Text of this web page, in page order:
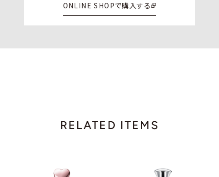
ONLINE SHOPで購入する
RELATED ITEMS